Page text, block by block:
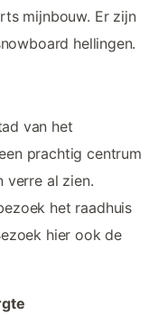
mijnbouw. Er zijn
hellingen.
van het
prachtig centrum
verre al zien.
het raadhuis
hier ook de